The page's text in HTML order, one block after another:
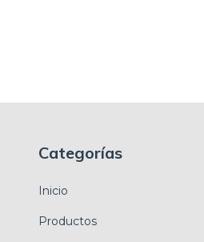
Categorías
Inicio
Productos